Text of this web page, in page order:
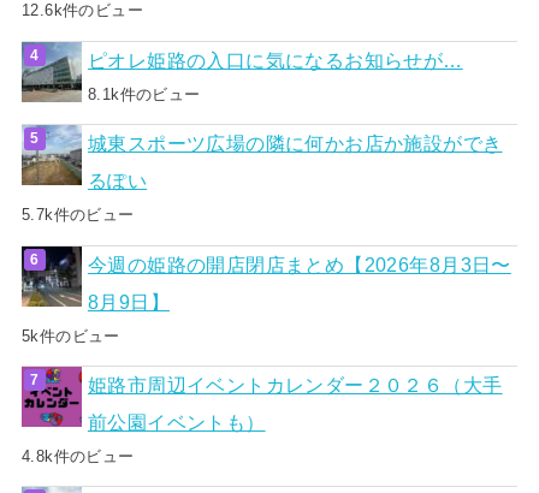
12.6k件のビュー
ピオレ姫路の入口に気になるお知らせが…
8.1k件のビュー
城東スポーツ広場の隣に何かお店か施設ができ
るぽい
5.7k件のビュー
今週の姫路の開店閉店まとめ【2026年8月3日〜
8月9日】
5k件のビュー
姫路市周辺イベントカレンダー２０２６（大手
前公園イベントも）
4.8k件のビュー